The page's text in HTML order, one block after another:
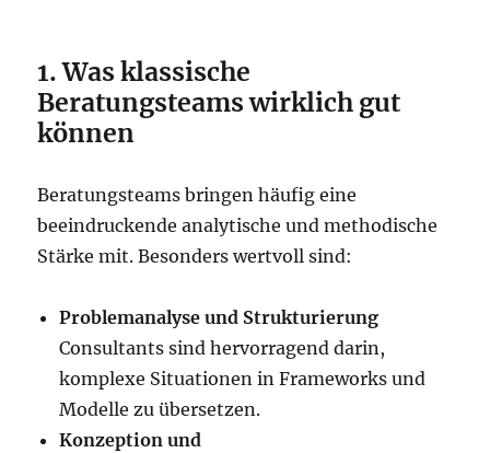
1. Was klassische
Beratungsteams wirklich gut
können
Beratungsteams bringen häufig eine
beeindruckende analytische und methodische
Stärke mit. Besonders wertvoll sind:
Problemanalyse und Strukturierung
Consultants sind hervorragend darin,
komplexe Situationen in Frameworks und
Modelle zu übersetzen.
Konzeption und